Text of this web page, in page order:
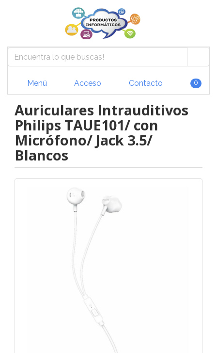
Menú Acceso Contacto 0
Auriculares Intrauditivos
Philips TAUE101/ con
Micrófono/ Jack 3.5/
Blancos